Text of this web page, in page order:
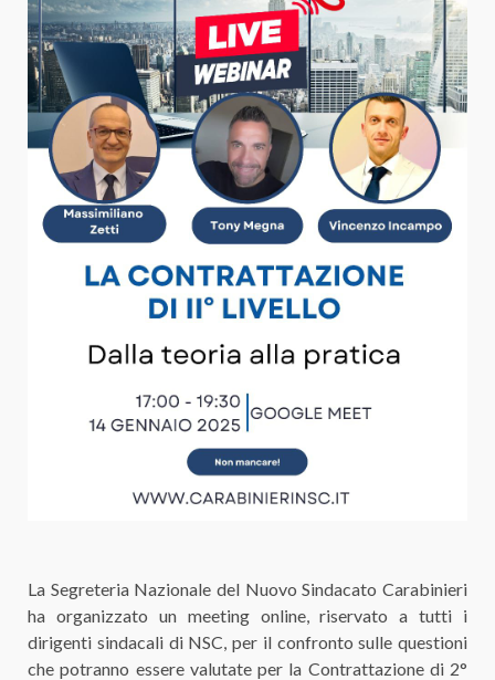
La Segreteria Nazionale del Nuovo Sindacato Carabinieri
ha organizzato un meeting online, riservato a tutti i
dirigenti sindacali di NSC, per il confronto sulle questioni
che potranno essere valutate per la Contrattazione di 2°